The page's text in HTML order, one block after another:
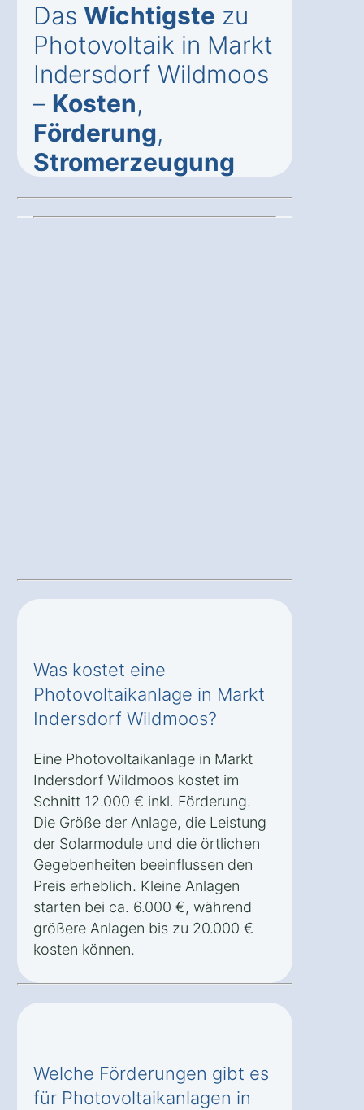
Das Wichtigste zu
Photovoltaik in Markt
Indersdorf Wildmoos
– Kosten,
Förderung,
Stromerzeugung
Was kostet eine
Photovoltaikanlage in Markt
Indersdorf Wildmoos?
Eine Photovoltaikanlage in Markt
Indersdorf Wildmoos kostet im
Schnitt 12.000 € inkl. Förderung.
Die Größe der Anlage, die Leistung
der Solarmodule und die örtlichen
Gegebenheiten beeinflussen den
Preis erheblich. Kleine Anlagen
starten bei ca. 6.000 €, während
größere Anlagen bis zu 20.000 €
kosten können.
Welche Förderungen gibt es
für Photovoltaikanlagen in